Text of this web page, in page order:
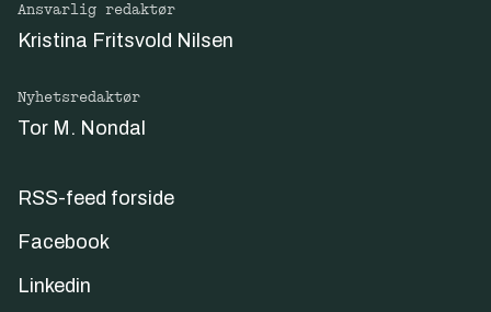
Ansvarlig redaktør
Kristina Fritsvold Nilsen
Nyhetsredaktør
Tor M. Nondal
RSS-feed forside
Facebook
Linkedin